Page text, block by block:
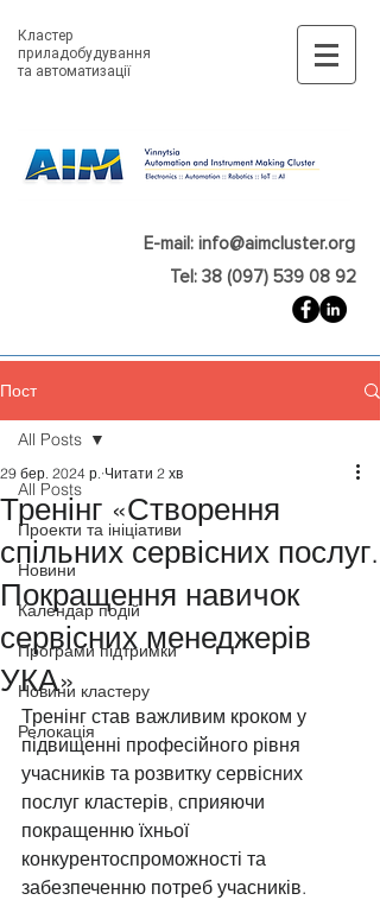
Кластер
приладобудування
та автоматизації
E-mail: info@aimcluster.org
Tel: 38 (097) 539 08 92
Пост
All Posts
Проекти та ініціативи
Новини
Календар подій
Програми підтримки
Новини кластеру
Релокація
All Posts
Тренінг «Створення
спільних сервісних послуг.
Покращення навичок
сервісних менеджерів
УКА»
29 бер. 2024 р. Читати 2 хв
Тренінг став важливим кроком у
підвищенні професійного рівня
учасників та розвитку сервісних
послуг кластерів, сприяючи
покращенню їхньої
конкурентоспроможності та
забезпеченню потреб учасників.